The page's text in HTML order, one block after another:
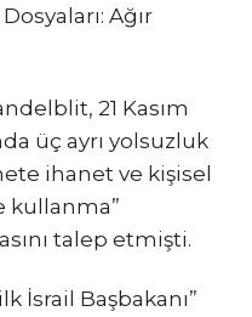
Ağır
21 Kasım
üç ayrı yolsuzluk
ihanet ve kişisel
kullanma”
talep etmişti.
İsrail Başbakanı”